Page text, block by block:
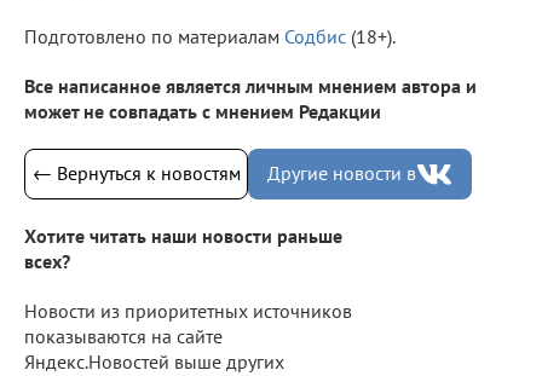
Подготовлено по материалам Содбис (18+).
Все написанное является личным мнением автора и
может не совпадать с мнением Редакции
← Вернуться к новостям Другие новости в
Хотите читать наши новости раньше
всех?
Новости из приоритетных источников
показываются на сайте
Яндекс.Новостей выше других